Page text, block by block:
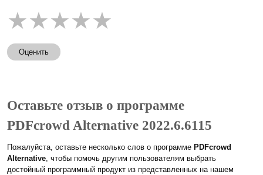
★★★★★
Оценить
Оставьте отзыв о программе
PDFcrowd Alternative 2022.6.6115
Пожалуйста, оставьте несколько слов о программе PDFcrowd
Alternative, чтобы помочь другим пользователям выбрать
достойный программный продукт из представленных на нашем